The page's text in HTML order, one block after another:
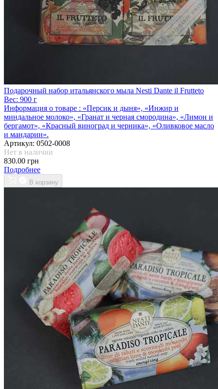
Подарочный набор итальянского мыла Nesti Dante il Frutteto
Вес: 900 г
Информация о товаре : «Персик и дыня», «Инжир и
миндальное молоко», «Гранат и черная смородина», «Лимон и
бергамот», «Красный виноград и черника», «Оливковое масло
и мандарин».
Артикул: 0502-0008
Нет в наличии
830.00 грн
Подробнее
В корзину